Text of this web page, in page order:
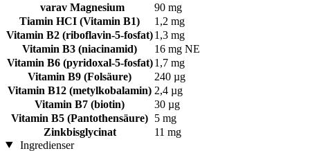
varav Magnesium
90 mg
Tiamin HCI (Vitamin B1)
1,2 mg
Vitamin B2 (riboflavin-5-fosfat)1,3 mg
Vitamin B3 (niacinamid)
16 mg NE
Vitamin B6 (pyridoxal-5-fosfat) 1,7 mg
Vitamin B9 (Folsäure)
240 µg
Vitamin B12 (metylkobalamin) 2,4 µg
Vitamin B7 (biotin)
30 µg
Vitamin B5 (Pantothensäure) 5 mg
Zinkbisglycinat
11 mg
Ingredienser